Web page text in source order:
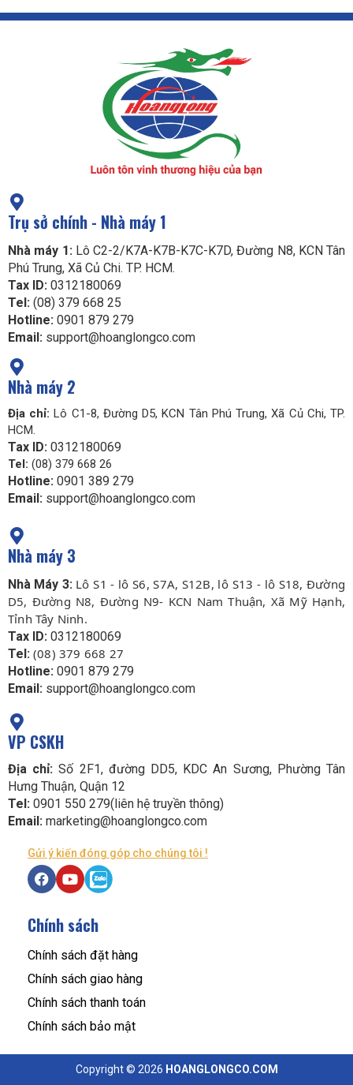
Trụ sở chính - Nhà máy 1
Nhà máy 1:Lô C2-2/K7A-K7B-K7C-K7D, Đường N8, KCN Tân
Phú Trung, Xã Củ Chi. TP. HCM.
Tax ID: 0312180069
Tel: (08) 379 668 25
Hotline: 0901 879 279
Email: support@hoanglongco.com
Nhà máy 2
Địa chỉ: Lô C1-8, Đường D5, KCN Tân Phú Trung, Xã Củ Chi, TP.
HCM.
Tax ID: 0312180069
Tel: (08) 379 668 26
Hotline: 0901 389 279
Email: support@hoanglongco.com
Nhà máy 3
Nhà Máy 3: Lô S1 - lô S6, S7A, S12B, lô S13 - lô S18, Đường
D5, Đường N8, Đường N9- KCN Nam Thuận, Xã Mỹ Hạnh,
Tỉnh Tây Ninh.
Tax ID: 0312180069
Tel: (08) 379 668 27
Hotline: 0901 879 279
Email: support@hoanglongco.com
VP CSKH
Địa chỉ: Số 2F1, đường DD5, KDC An Sương, Phường Tân
Hưng Thuận, Quận 12
Tel: 0901 550 279(liên hệ truyền thông)
Email: marketing@hoanglongco.com
Gửi ý kiến đóng góp cho chúng tôi !
Chính sách
Chính sách đặt hàng
Chính sách giao hàng
Chính sách thanh toán
Chính sách bảo mật
Copyright © 2026 HOANGLONGCO.COM